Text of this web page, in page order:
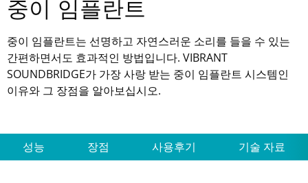
중이 임플란트
중이 임플란트는 선명하고 자연스러운 소리를 들을 수 있는
간편하면서도 효과적인 방법입니다. VIBRANT
SOUNDBRIDGE가 가장 사랑 받는 중이 임플란트 시스템인
이유와 그 장점을 알아보십시오.
성능 장점 사용후기 기술 자료